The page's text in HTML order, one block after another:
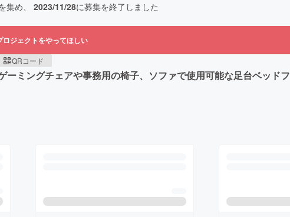
集め、 2023/11/28に募集を終了しました
ロジェクトをやってほしい
QRコード
ミングチェアや事務用の椅子、ソファで使用可能な足台ベッド